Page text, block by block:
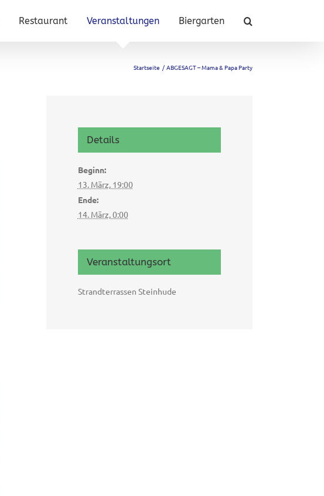
Restaurant Veranstaltungen Biergarten
Startseite ABGESAGT – Mama & Papa Party
Details
Beginn:
13. März, 19:00
Ende:
14. März, 0:00
Veranstaltungsort
Strandterrassen Steinhude